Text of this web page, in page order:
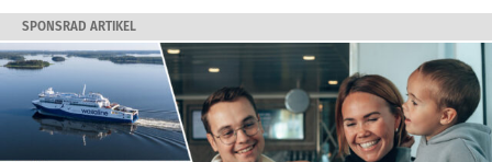
SPONSRAD ARTIKEL